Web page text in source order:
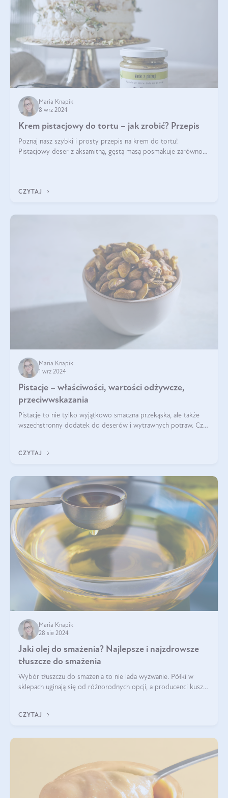
Maria Knapik
8 wrz 2024
Krem pistacjowy do tortu – jak zrobić? Przepis
Poznaj nasz szybki i prosty przepis na krem do tortu!
Pistacjowy deser z aksamitną, gęstą masą posmakuje zarówno
CZYTAJ
Maria Knapik
1 wrz 2024
Pistacje – właściwości, wartości odżywcze,
przeciwwskazania
Pistacje to nie tylko wyjątkowo smaczna przekąska, ale także
wszechstronny dodatek do deserów i wytrawnych potraw. Czy
CZYTAJ
Maria Knapik
28 sie 2024
Jaki olej do smażenia? Najlepsze i najzdrowsze
tłuszcze do smażenia
Wybór tłuszczu do smażenia to nie lada wyzwanie. Półki w
sklepach uginają się od różnorodnych opcji, a producenci kuszą
CZYTAJ